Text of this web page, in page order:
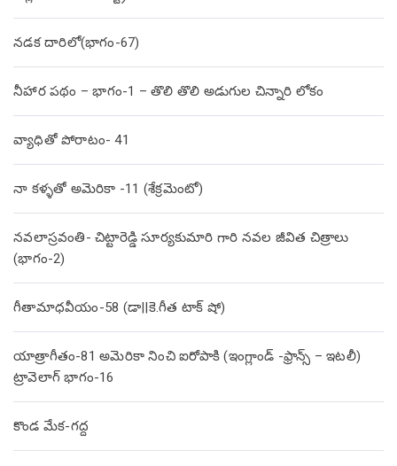
నడక దారిలో(భాగం-67)
నీహార పథం – భాగం-1 – తొలి తొలి అడుగుల చిన్నారి లోకం
వ్యాధితో పోరాటం- 41
నా కళ్ళతో అమెరికా -11 (శేక్రమెంటో)
నవలాస్రవంతి- చిట్టారెడ్డి సూర్యకుమారి గారి నవల జీవిత చిత్రాలు
(భాగం-2)
గీతామాధవీయం-58 (డా||కె.గీత టాక్ షో)
యాత్రాగీతం-81 అమెరికా నించి ఐరోపాకి (ఇంగ్లాండ్ -ఫ్రాన్స్ – ఇటలీ)
ట్రావెలాగ్ భాగం-16
కొండ మేక-గద్ద